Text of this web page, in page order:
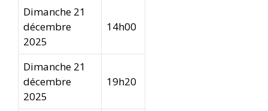
Dimanche 21
décembre
2025
14h00
Dimanche 21
décembre
2025
19h20